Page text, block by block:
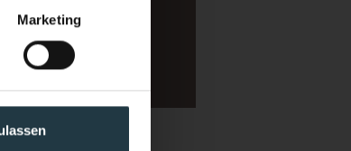
Marketing
for the purpose